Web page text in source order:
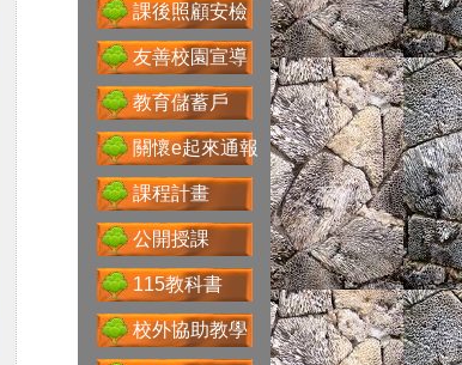
課後照顧安檢
友善校園宣導
教育儲蓄戶
關懷e起來通報
課程計畫
公開授課
115教科書
校外協助教學
Google For
Education
性別主流化專區
科技大觀園